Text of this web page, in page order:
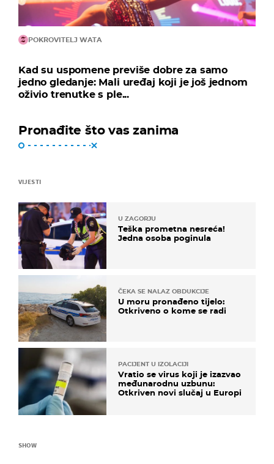
POKROVITELJ WATA
Kad su uspomene previše dobre za samo
jedno gledanje: Mali uređaj koji je još jednom
oživio trenutke s ple...
Pronađite što vas zanima
VIJESTI
U ZAGORJU
Teška prometna nesreća!
Jedna osoba poginula
ČEKA SE NALAZ OBDUKCIJE
U moru pronađeno tijelo:
Otkriveno o kome se radi
PACIJENT U IZOLACIJI
Vratio se virus koji je izazvao
međunarodnu uzbunu:
Otkriven novi slučaj u Europi
SHOW